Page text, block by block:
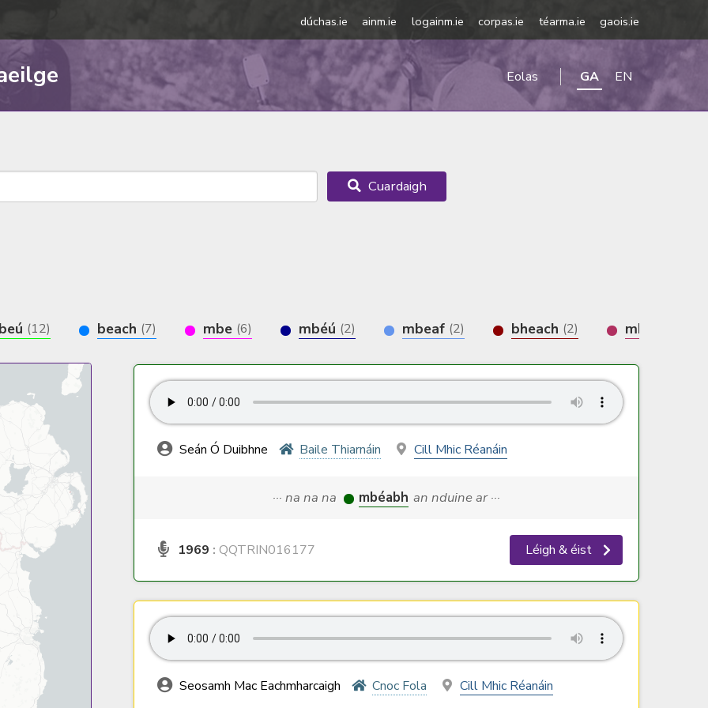
dúchas.ie ainm.ie logainm.ie corpas.ie téarma.ie gaois.ie
Eolas GA EN
Cuardaigh
(12) beach (7) mbe (6) mbéú (2) mbeaf (2) bheach (2) mbéit
Seán Ó Duibhne Baile Thiarnáin Cill Mhic Réanáin
··· na na na mbéabh an nduine ar ···
1969 : QQTRIN016177 Léigh & éist
Seosamh Mac Eachmharcaigh Cnoc Fola Cill Mhic Réanáin